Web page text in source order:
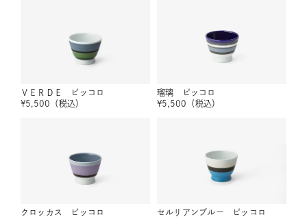
ＶＥＲＤＥ ピッコロ
¥5,500 （税込）
瑠璃 ピッコロ
¥5,500 （税込）
クロッカス ピッコロ
セルリアンブルー ピッコロ